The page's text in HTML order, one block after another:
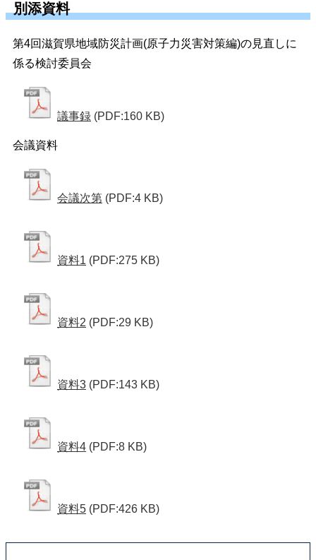
別添資料
第4回滋賀県地域防災計画(原子力災害対策編)の見直しに
係る検討委員会
議事録 (PDF:160 KB)
会議資料
会議次第 (PDF:4 KB)
資料1 (PDF:275 KB)
資料2 (PDF:29 KB)
資料3 (PDF:143 KB)
資料4 (PDF:8 KB)
資料5 (PDF:426 KB)